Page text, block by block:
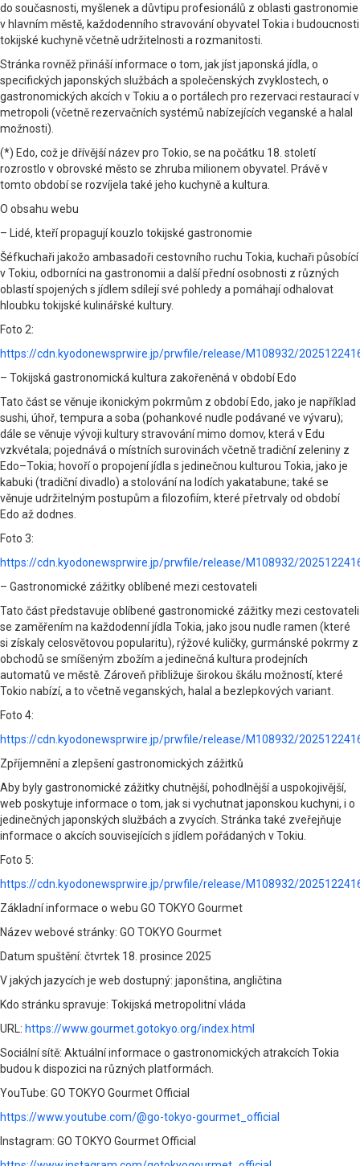
do současnosti, myšlenek a důvtipu profesionálů z oblasti gastronomie
v hlavním městě, každodenního stravování obyvatel Tokia i budoucnosti
tokijské kuchyně včetně udržitelnosti a rozmanitosti.
Stránka rovněž přináší informace o tom, jak jíst japonská jídla, o
specifických japonských službách a společenských zvyklostech, o
gastronomických akcích v Tokiu a o portálech pro rezervaci restaurací v
metropoli (včetně rezervačních systémů nabízejících veganské a halal
možnosti).
(*) Edo, což je dřívější název pro Tokio, se na počátku 18. století
rozrostlo v obrovské město se zhruba milionem obyvatel. Právě v
tomto období se rozvíjela také jeho kuchyně a kultura.
O obsahu webu
– Lidé, kteří propagují kouzlo tokijské gastronomie
Šéfkuchaři jakožo ambasadoři cestovního ruchu Tokia, kuchaři působící
v Tokiu, odborníci na gastronomii a další přední osobnosti z různých
oblastí spojených s jídlem sdílejí své pohledy a pomáhají odhalovat
hloubku tokijské kulinářské kultury.
Foto 2:
https://cdn.kyodonewsprwire.jp/prwfile/release/M108932/
– Tokijská gastronomická kultura zakořeněná v období Edo
Tato část se věnuje ikonickým pokrmům z období Edo, jako je například
sushi, úhoř, tempura a soba (pohankové nudle podávané ve vývaru);
dále se věnuje vývoji kultury stravování mimo domov, která v Edu
vzkvétala; pojednává o místních surovinách včetně tradiční zeleniny z
Edo–Tokia; hovoří o propojení jídla s jedinečnou kulturou Tokia, jako je
kabuki (tradiční divadlo) a stolování na lodích yakatabune; také se
věnuje udržitelným postupům a filozofiím, které přetrvaly od období
Edo až dodnes.
Foto 3:
https://cdn.kyodonewsprwire.jp/prwfile/release/M108932/
– Gastronomické zážitky oblíbené mezi cestovateli
Tato část představuje oblíbené gastronomické zážitky mezi cestovateli
se zaměřením na každodenní jídla Tokia, jako jsou nudle ramen (které
si získaly celosvětovou popularitu), rýžové kuličky, gurmánské pokrmy z
obchodů se smíšeným zbožím a jedinečná kultura prodejních
automatů ve městě. Zároveň přibližuje širokou škálu možností, které
Tokio nabízí, a to včetně veganských, halal a bezlepkových variant.
Foto 4:
https://cdn.kyodonewsprwire.jp/prwfile/release/M108932/
Zpříjemnění a zlepšení gastronomických zážitků
Aby byly gastronomické zážitky chutnější, pohodlnější a uspokojivější,
web poskytuje informace o tom, jak si vychutnat japonskou kuchyni, i o
jedinečných japonských službách a zvycích. Stránka také zveřejňuje
informace o akcích souvisejících s jídlem pořádaných v Tokiu.
Foto 5:
https://cdn.kyodonewsprwire.jp/prwfile/release/M108932/
Základní informace o webu GO TOKYO Gourmet
Název webové stránky: GO TOKYO Gourmet
Datum spuštění: čtvrtek 18. prosince 2025
V jakých jazycích je web dostupný: japonština, angličtina
Kdo stránku spravuje: Tokijská metropolitní vláda
URL: https://www.gourmet.gotokyo.org/index.html
Sociální sítě: Aktuální informace o gastronomických atrakcích Tokia
budou k dispozici na různých platformách.
YouTube: GO TOKYO Gourmet Official
https://www.youtube.com/@go-tokyo-gourmet_official
Instagram: GO TOKYO Gourmet Official